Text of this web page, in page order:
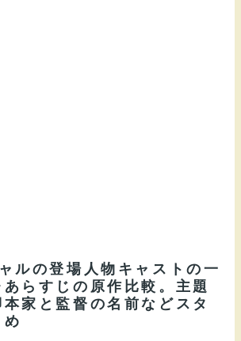
ルの登場人物キャストの一
らすじの原作比較。主題
家と監督の名前などスタ